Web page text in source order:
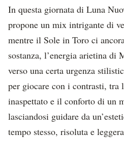
In questa giornata di Luna
propone un mix intrigante di
mentre il Sole in Toro ci
sostanza, l’energia arietina di
verso una certa urgenza
per giocare con i contrasti, tra
inaspettato e il conforto di un
lasciandosi guidare da
tempo stesso, risoluta e